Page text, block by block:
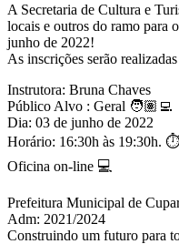
A Secretaria de Cultura e
locais e outros do ramo para
junho de 2022!
As inscrições serão
Instrutora: Bruna Chaves
Público Alvo : Geral 🧑🏽‍💻
Dia: 03 de junho de 2022
Horário: 16:30h às 19:30h. ⏱
Oficina on-line 💻
Prefeitura Municipal de
Adm: 2021/2024
Construindo um futuro para